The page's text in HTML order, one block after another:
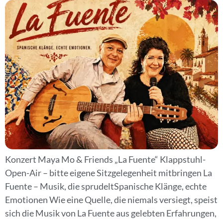
Konzert Maya Mo & Friends „La Fuente“ Klappstuhl-
Open-Air – bitte eigene Sitzgelegenheit mitbringen La
Fuente – Musik, die sprudeltSpanische Klänge, echte
Emotionen Wie eine Quelle, die niemals versiegt, speist
sich die Musik von La Fuente aus gelebten Erfahrungen,